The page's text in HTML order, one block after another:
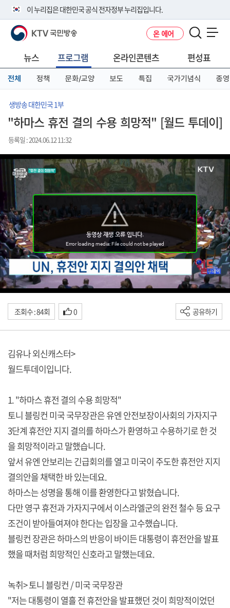
이 누리집은 대한민국 공식 전자정부 누리집입니다.
공식 누리집 주소 확인하기
니다.
이밖에 or.kr 또는 .kr등 다른 도메인 주소를 사용하고 있다면 아래 URL에
서 도메인 주소를 확인해 보세요
KTV 국민방송 온 에어
뉴스 프로그램 온라인콘텐츠 편성표
전체 정책 문화/교양 보도 특집 국가기념식 종영
생방송 대한민국 1부
"하마스 휴전 결의 수용 희망적" [월드 투데이]
등록일 : 2024.06.12 11:32
조회수 : 84회 0 공유하기
김유나 외신캐스터>
월드투데이입니다.
1. "하마스 휴전 결의 수용 희망적"
토니 블링컨 미국 국무장관은 유엔 안전보장이사회의 가자지구
3단계 휴전안 지지 결의를 하마스가 환영하고 수용하기로 한 것
을 희망적이라고 말했습니다.
앞서 유엔 안보리는 긴급회의를 열고 미국이 주도한 휴전안 지지
결의안을 채택한 바 있는데요.
하마스는 성명을 통해 이를 환영한다고 밝혔습니다.
다만 영구 휴전과 가자지구에서 이스라엘군의 완전 철수 등 요구
조건이 받아들여져야 한다는 입장을 고수했습니다.
블링컨 장관은 하마스의 반응이 바이든 대통령이 휴전안을 발표
했을 때처럼 희망적인 신호라고 말했는데요.
녹취> 토니 블링컨 / 미국 국무장관
"저는 대통령이 열흘 전 휴전안을 발표했던 것이 희망적이었던